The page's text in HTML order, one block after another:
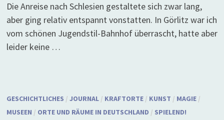
Die Anreise nach Schlesien gestaltete sich zwar lang,
aber ging relativ entspannt vonstatten. In Görlitz war ich
vom schönen Jugendstil-Bahnhof überrascht, hatte aber
leider keine …
GESCHICHTLICHES / JOURNAL/ KRAFTORTE/ KUNST / MAGIE/
MUSEEN / ORTE UND RÄUME IN DEUTSCHLAND / SPIELEND!